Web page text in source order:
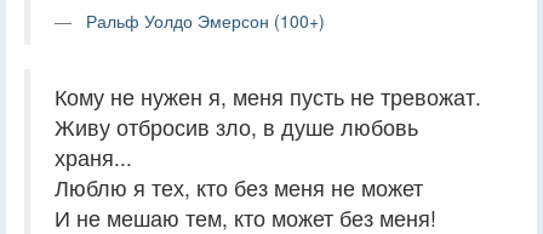
Ральф Уолдо Эмерсон (100+)
Кому не нужен я, меня пусть не тревожат.
Живу отбросив зло, в душе любовь
храня...
Люблю я тех, кто без меня не может
И не мешаю тем, кто может без меня!